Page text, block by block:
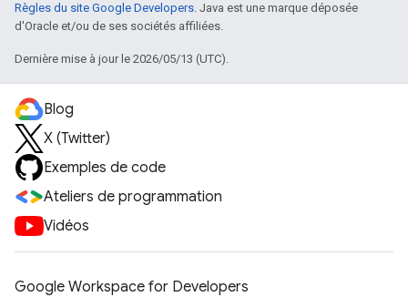
Règles du site Google Developers. Java est une marque déposée
d'Oracle et/ou de ses sociétés affiliées.
Dernière mise à jour le 2026/05/13 (UTC).
Blog
X (Twitter)
Exemples de code
Ateliers de programmation
Vidéos
Google Workspace for Developers